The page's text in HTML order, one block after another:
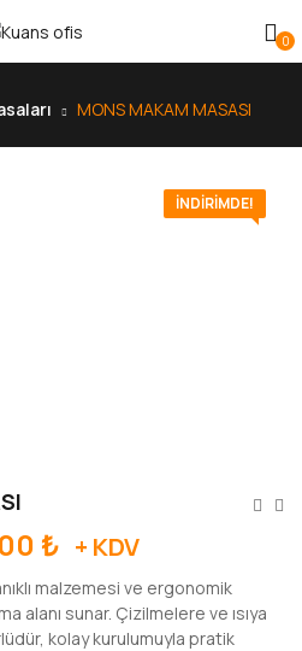
0
MONS MAKAM MASASI
İNDIRIMDE!
₺ + KDV
malzemesi ve ergonomik
alanı sunar. Çizilmelere ve ısıya
kolay kurulumuyla pratik